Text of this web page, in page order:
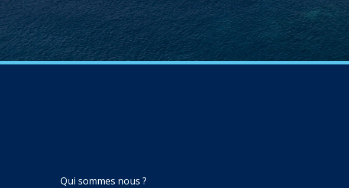
NAVIGATION
Qui sommes nous ?